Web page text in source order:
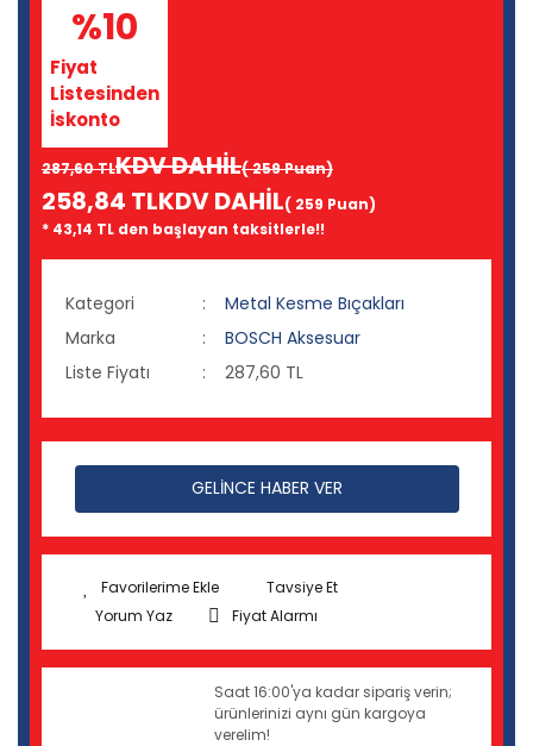
%10
Fiyat
Listesinden
İskonto
287,60 TLKDV DAHİL( 259 Puan)
258,84 TLKDV DAHİL( 259 Puan)
* 43,14 TL den başlayan taksitlerle!!
Kategori
Metal Kesme Bıçakları
Marka
BOSCH Aksesuar
Liste Fiyatı
287,60 TL
GELİNCE HABER VER
Tavsiye Et
Yorum Yaz
Fiyat Alarmı
Saat 16:00'ya kadar sipariş verin;
ürünlerinizi aynı gün kargoya
verelim!